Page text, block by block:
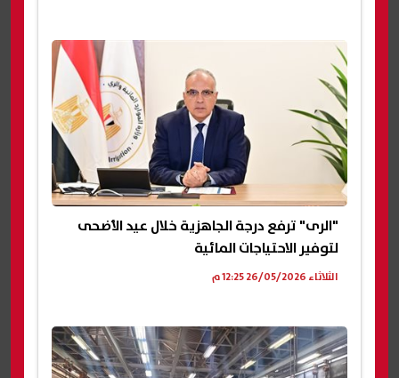
"الرى" ترفع درجة الجاهزية خلال عيد الأضحى
لتوفير الاحتياجات المائية
الثلاثاء 26/05/2026 12:25 م